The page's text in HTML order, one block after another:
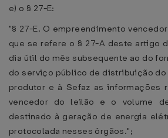
e) o § 27-E:
"§ 27-E. O empreendimento
que se refere o § 27-A deste artigo
dia útil do mês subsequente ao do
do serviço público de distribuição do
produtor e à Sefaz as informações
vencedor do leilão e o volume
destinado à geração de energia
protocolada nesses órgãos.";